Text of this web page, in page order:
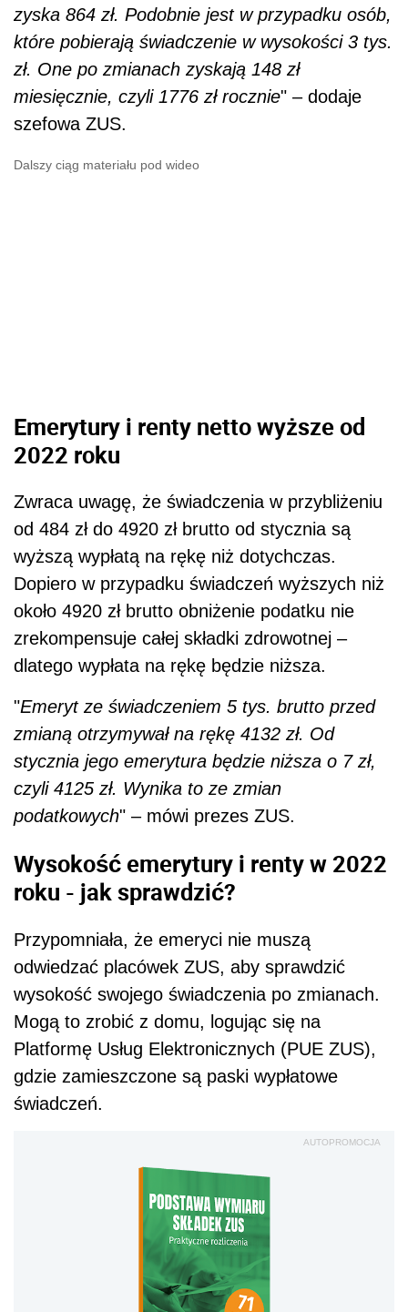
zyska 864 zł. Podobnie jest w przypadku osób,
które pobierają świadczenie w wysokości 3 tys.
zł. One po zmianach zyskają 148 zł
miesięcznie, czyli 1776 zł rocznie" – dodaje
szefowa ZUS.
Dalszy ciąg materiału pod wideo
Emerytury i renty netto wyższe od
2022 roku
Zwraca uwagę, że świadczenia w przybliżeniu
od 484 zł do 4920 zł brutto od stycznia są
wyższą wypłatą na rękę niż dotychczas.
Dopiero w przypadku świadczeń wyższych niż
około 4920 zł brutto obniżenie podatku nie
zrekompensuje całej składki zdrowotnej –
dlatego wypłata na rękę będzie niższa.
"Emeryt ze świadczeniem 5 tys. brutto przed
zmianą otrzymywał na rękę 4132 zł. Od
stycznia jego emerytura będzie niższa o 7 zł,
czyli 4125 zł. Wynika to ze zmian
podatkowych" – mówi prezes ZUS.
Wysokość emerytury i renty w 2022
roku - jak sprawdzić?
Przypomniała, że emeryci nie muszą
odwiedzać placówek ZUS, aby sprawdzić
wysokość swojego świadczenia po zmianach.
Mogą to zrobić z domu, logując się na
Platformę Usług Elektronicznych (PUE ZUS),
gdzie zamieszczone są paski wypłatowe
świadczeń.
AUTOPROMOCJA